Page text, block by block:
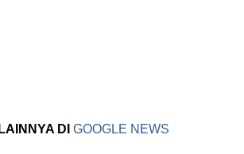
DI GOOGLE NEWS